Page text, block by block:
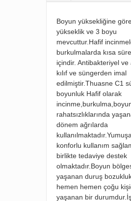
Boyun yüksekliğine
yükseklik ve 3 boyu
mevcuttur.Hafif
burkulmalarda kısa
içindir. Antibakteriyel ve
kılıf ve süngerden imal
edilmiştir.Thuasne C1
boyunluk Hafif olarak
incinme,burkulma,boyun
rahatsızlıklarında
dönem ağrılarda
konforlu kullanım
birlikte tedaviye destek
olmaktadır.Boyun
yaşanan duruş
hemen hemen çoğu
yaşanan bir